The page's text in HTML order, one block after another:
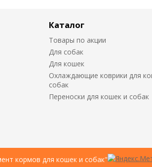
Каталог
Товары по акции
Для собак
Для кошек
Охлаждающие коврики для
собак
Переноски для кошек и собак
кормов для кошек и собак"